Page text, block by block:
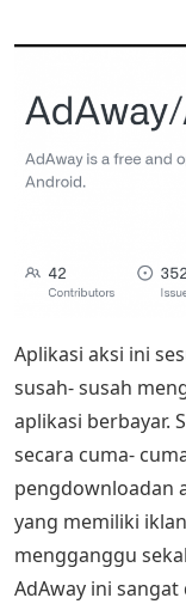
Aplikasi aksi ini
susah- susah
aplikasi berbayar.
secara cuma-
pengdownloadan
yang memiliki
mengganggu
AdAway ini